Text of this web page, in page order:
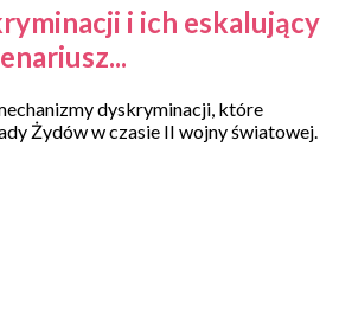
i ich eskalujący
dyskryminacji, które
Żydów w czasie II wojny światowej.